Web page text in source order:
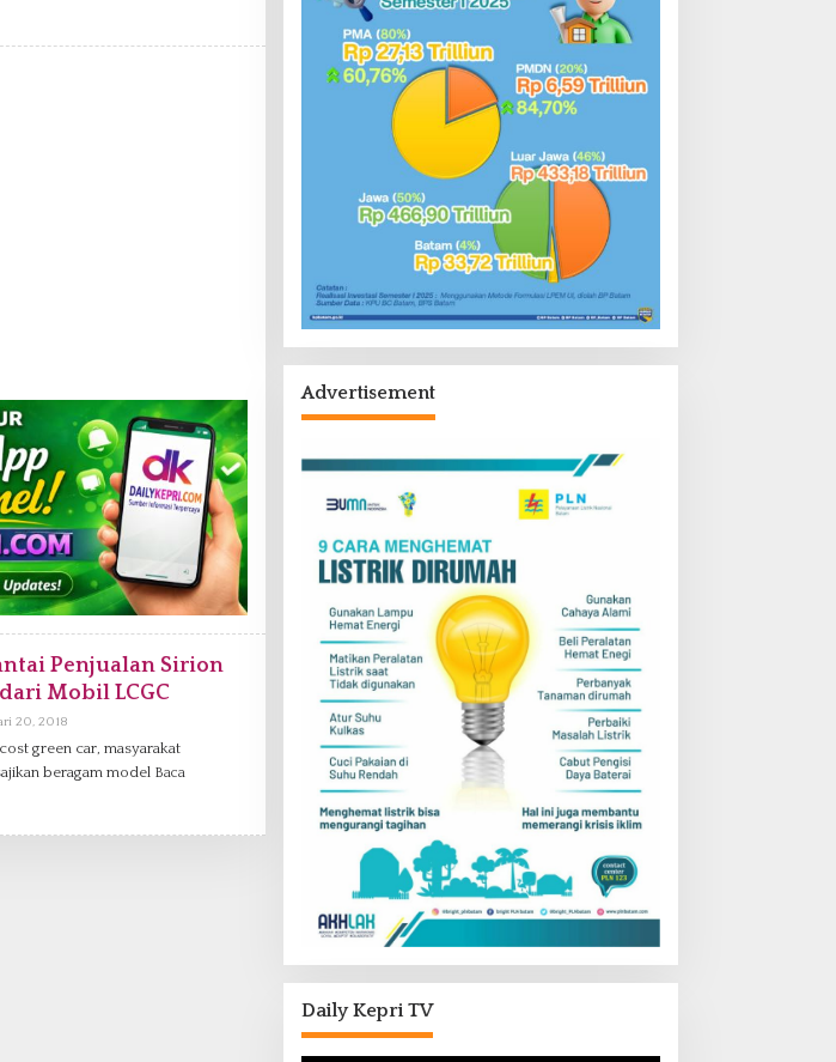
I
Penjualan Sirion
Mobil LCGC
20, 2018
E
H
I
green car, masyarakat
beragam model Baca
Advertisement
Daily Kepri TV